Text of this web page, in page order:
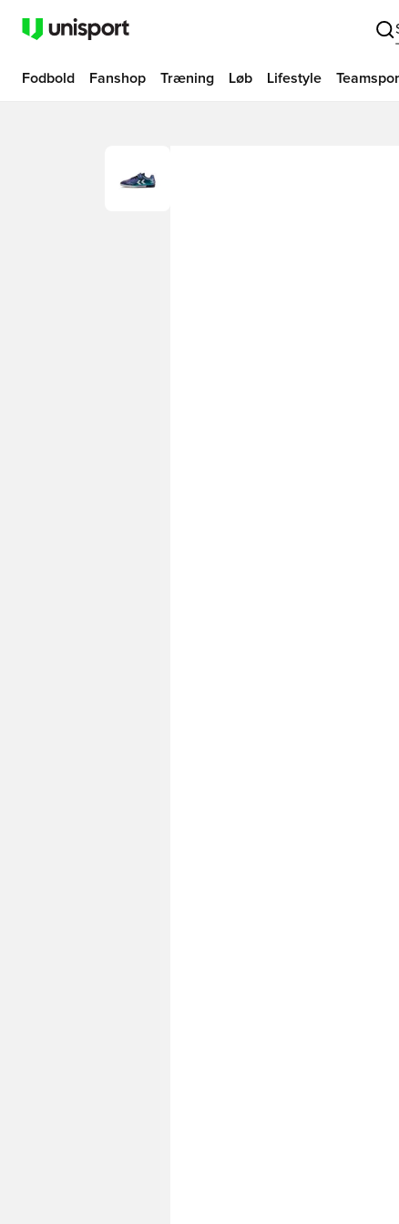
Fodbold Fanshop Træning Løb Lifestyle